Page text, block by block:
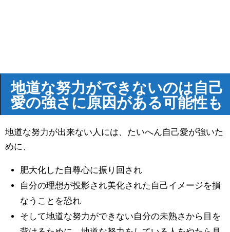
地道な努力ができないのは自己
愛の強さに原因がある可能性も
地道な努力が出来ない人には、たいへん自己愛が強いた
めに、
肥大化した自尊心に振り回され
自分の理想が投影され美化された自己イメージを損
なうことを恐れ
そして地道な努力ができない自分の未熟さから目を